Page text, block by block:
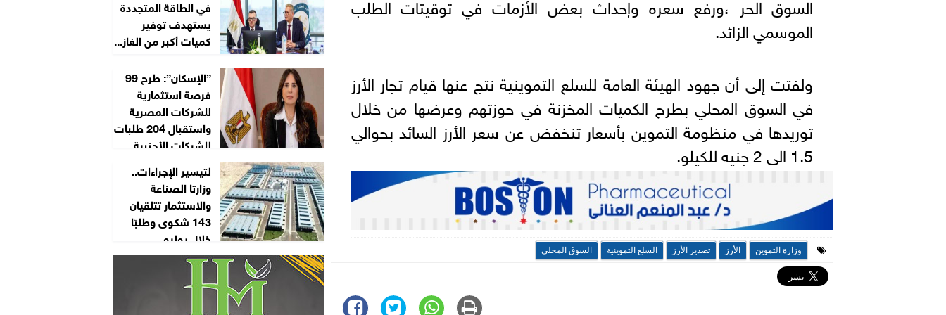
الموسمي الزائد.
ولفتت إلى أن جهود الهيئة العامة للسلع التموينية نتج عنها قيام تجار الأرز
في السوق المحلي بطرح الكميات المخزنة في حوزتهم وعرضها من خلال
توريدها في منظومة التموين بأسعار تنخفض عن سعر الأرز السائد بحوالي
1.5 الى 2 جنيه للكيلو.
وزارة التموين الأرز تصدير الأرز السلع التموينية السوق المحلي
في الطاقة المتجددة
يستهدف توفير
كميات أكبر من الغاز...
”الإسكان”: طرح 99
فرصة استثمارية
للشركات المصرية
واستقبال 204 طلبات
للشركات الأجنبية...
لتيسير الإجراءات..
وزارتا الصناعة
والاستثمار تتلقيان
143 شكوى وطلبًا
خلال يوليو